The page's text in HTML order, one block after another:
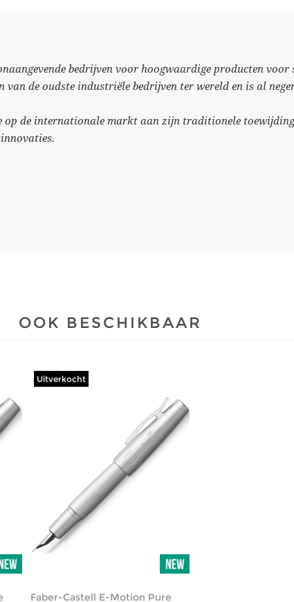
bedrijven voor hoogwaardige producten voor
van de oudste industriële bedrijven ter wereld en is al
op de internationale markt aan zijn traditionele
OOK BESCHIKBAAR
Uitverkocht
Faber-Castell E-Motion Pure